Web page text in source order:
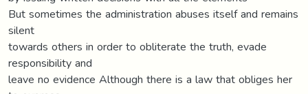
But sometimes the administration abuses itself and remains
silent
towards others in order to obliterate the truth, evade
responsibility and
leave no evidence Although there is a law that obliges her